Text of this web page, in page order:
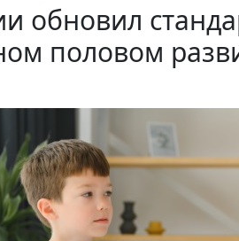
обновил
половом